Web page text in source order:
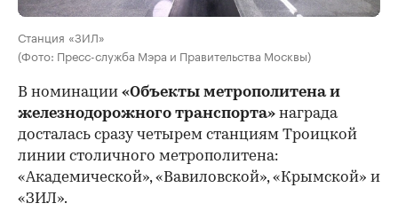
Станция «ЗИЛ»
(Фото: Пресс-служба Мэра и Правительства Москвы)
В номинации «Объекты метрополитена и
железнодорожного транспорта» награда
досталась сразу четырем станциям Троицкой
линии столичного метрополитена:
«Академической», «Вавиловской», «Крымской» и
«ЗИЛ».